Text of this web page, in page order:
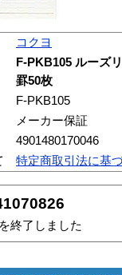
コクヨ
F-PKB105 ルーズ
罫50枚
F-PKB105
メーカー保証
4901480170046
特定商取引法に基
終了しました